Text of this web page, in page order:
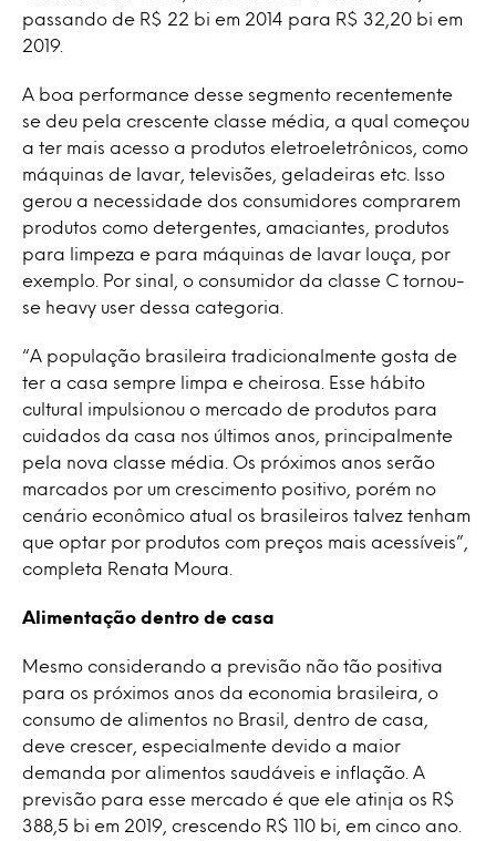
passando de R$ 22 bi em 2014 para R$ 32,20 bi em
2019.
A boa performance desse segmento recentemente
se deu pela crescente classe média, a qual começou
a ter mais acesso a produtos eletroeletrônicos, como
máquinas de lavar, televisões, geladeiras etc. Isso
gerou a necessidade dos consumidores comprarem
produtos como detergentes, amaciantes, produtos
para limpeza e para máquinas de lavar louça, por
exemplo. Por sinal, o consumidor da classe C tornou-
se heavy user dessa categoria.
“A população brasileira tradicionalmente gosta de
ter a casa sempre limpa e cheirosa. Esse hábito
cultural impulsionou o mercado de produtos para
cuidados da casa nos últimos anos, principalmente
pela nova classe média. Os próximos anos serão
marcados por um crescimento positivo, porém no
cenário econômico atual os brasileiros talvez tenham
que optar por produtos com preços mais acessíveis”,
completa Renata Moura.
Alimentação dentro de casa
Mesmo considerando a previsão não tão positiva
para os próximos anos da economia brasileira, o
consumo de alimentos no Brasil, dentro de casa,
deve crescer, especialmente devido a maior
demanda por alimentos saudáveis e inflação. A
previsão para esse mercado é que ele atinja os R$
388,5 bi em 2019, crescendo R$ 110 bi, em cinco ano.